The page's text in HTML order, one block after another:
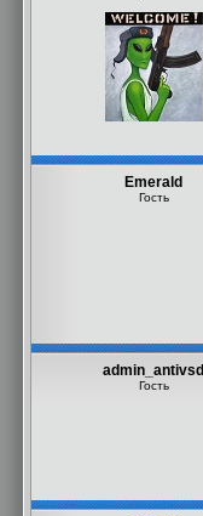
Emerald
Гость
admin_antivsd
Гость